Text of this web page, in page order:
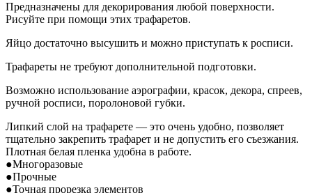
Предназначены для декорирования любой поверхности.
Рисуйте при помощи этих трафаретов.
Яйцо достаточно высушить и можно приступать к росписи.
Трафареты не требуют дополнительной подготовки.
Возможно использование аэрографии, красок, декора, спреев,
ручной росписи, поролоновой губки.
Липкий слой на трафарете — это очень удобно, позволяет
тщательно закрепить трафарет и не допустить его съезжания.
Плотная белая пленка удобна в работе.
●Многоразовые
●Прочные
●Точная прорезка элементов